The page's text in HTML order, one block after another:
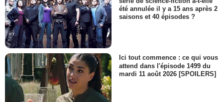
été annulée il y a 15 ans après 2
saisons et 40 épisodes ?
Ici tout commence : ce qui vous
attend dans l'épisode 1499 du
mardi 11 août 2026 [SPOILERS]